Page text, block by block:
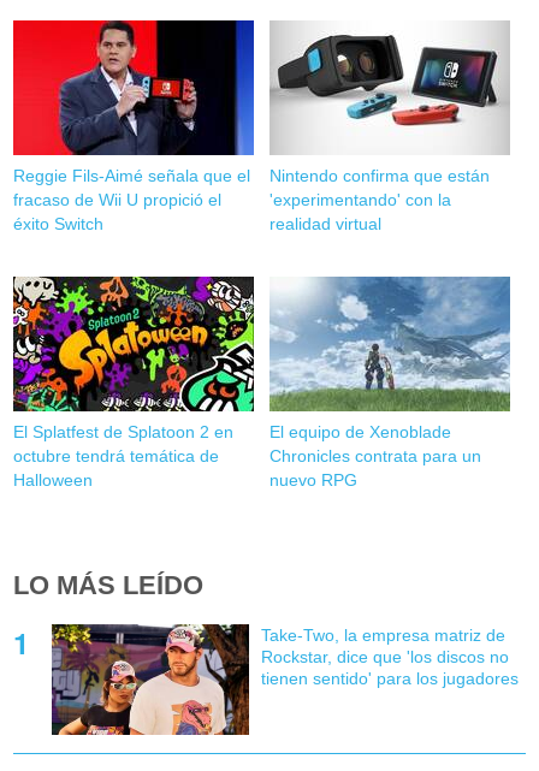
Reggie Fils-Aimé señala que el
fracaso de Wii U propició el
éxito Switch
Nintendo confirma que están
'experimentando' con la
realidad virtual
El Splatfest de Splatoon 2 en
octubre tendrá temática de
Halloween
El equipo de Xenoblade
Chronicles contrata para un
nuevo RPG
LO MÁS LEÍDO
Take-Two, la empresa matriz de
Rockstar, dice que 'los discos no
tienen sentido' para los jugadores